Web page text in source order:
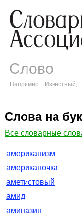
Например: Известный,
Слова на
Все словарные
американизм
американочка
аметистовый
амид
аминазин